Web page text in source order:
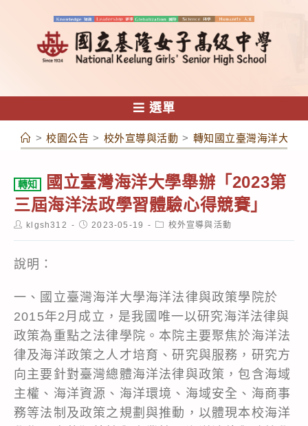
容
選單
> 校園公告 > 校外宣導與活動 > 轉知國立臺灣海洋大學
轉知
國立臺灣海洋大學舉辦「2023第
三屆海洋法政學習體驗心得競賽」
Postklgsh312
Post2023-05-19
Post校外宣導與活動
說明：
一、國立臺灣海洋大學海洋法律與政策學院於
2015年2月成立，是我國唯一以研究海洋法律與
政策為重點之法律學院。本院主要聚焦於海洋法
律及海洋政策之人才培育、研究與服務，研究方
向主要針對臺灣總體海洋法律與政策，包含海域
主權、海洋資源、海洋環境、海域安全、海商事
務等法制及政策之規劃與推動，以體現本校海洋